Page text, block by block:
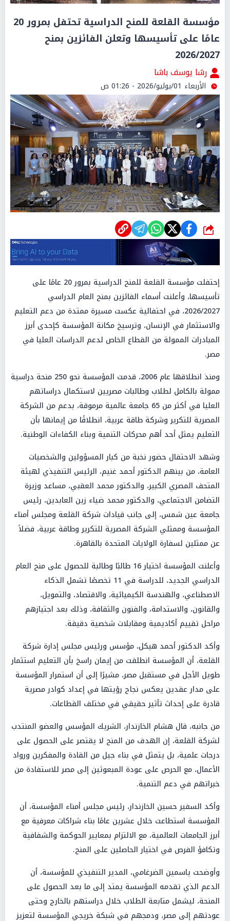
مؤسسة القلعة للمنح الدراسية تحتفل بمرور 20
عامًا على تأسيسها وتعلن الفائزين بمنح
2026/2027
رشا يوسف باشا
الأربعاء 01/يوليو/2026 - 01:26 ص
شارك
إحتفلت مؤسسة القلعة للمنح الدراسية بمرور 20 عامًا على
تأسيسها، وأعلنت أسماء الفائزين بمنح العام الدراسي
2026/2027، في احتفالية عكست مسيرة ممتدة من دعم التعليم
والاستثمار في الإنسان، وترسيخ مكانة المؤسسة كإحدى أبرز
المبادرات الممولة من القطاع الخاص لدعم الدراسات العليا في
مصر.
ومنذ انطلاقها عام 2006، قدمت المؤسسة نحو 250 منحة دراسية
ممولة بالكامل لطلاب وطالبات مصريين لاستكمال دراساتهم
العليا في أكثر من 65 جامعة عالمية مرموقة، بدعم من الشركة
المصرية للتكرير وشركة طاقة عربية، انطلاقًا من إيمانها بأن
التعليم يمثل أحد أهم محركات التنمية وبناء الكفاءات الوطنية.
وشهد الاحتفال حضور نخبة من كبار المسؤولين والشخصيات
العامة، من بينهم الدكتور أحمد غنيم، الرئيس التنفيذي لهيئة
المتحف المصري الكبير، والدكتور محمد العقبي، مساعد وزيرة
التضامن الاجتماعي، والدكتور محمد ضياء زين العابدين، رئيس
جامعة عين شمس، إلى جانب قيادات شركة القلعة ومجلس أمناء
المؤسسة وممثلي الشركة المصرية للتكرير وطاقة عربية، فضلاً
عن ممثلين لسفارة الولايات المتحدة بالقاهرة.
وأعلنت المؤسسة اختيار 16 طالبًا وطالبة للحصول على منح العام
الدراسي الجديد، للدراسة في 11 تخصصًا تشمل الذكاء
الاصطناعي، والهندسة الكيميائية، والاقتصاد، والتمويل،
والقانون، والاستدامة، والفنون والثقافة، وذلك بعد اجتيازهم
مراحل تقييم أكاديمية ومقابلات شخصية دقيقة.
وأكد الدكتور أحمد هيكل، مؤسس ورئيس مجلس إدارة شركة
القلعة، أن المؤسسة انطلقت من إيمان راسخ بأن التعليم استثمار
طويل الأجل في مستقبل مصر، مشيرًا إلى أن استمرار المؤسسة
على مدار عقدين يعكس نجاح رؤيتها في إعداد كوادر مصرية
قادرة على إحداث تأثير حقيقي في مختلف القطاعات.
من جانبه، قال هشام الخازندار، الشريك المؤسس والعضو المنتدب
لشركة القلعة، إن الهدف من المنح لا يقتصر على الحصول على
درجات علمية، بل يتمثل في بناء جيل من القادة والمفكرين ورواد
الأعمال، مع الحرص على عودة المبعوثين إلى مصر للاستفادة من
خبراتهم في دعم التنمية.
وأكد السفير حسين الخازندار، رئيس مجلس أمناء المؤسسة، أن
المؤسسة استطاعت خلال عشرين عامًا بناء شراكات معرفية مع
أبرز الجامعات العالمية، مع الالتزام بمعايير الحوكمة والشفافية
وتكافؤ الفرص في اختيار الحاصلين على المنح.
وأوضحت ياسمين الضرغامي، المدير التنفيذي للمؤسسة، أن
الدعم الذي تقدمه المؤسسة يمتد إلى ما بعد الحصول على
المنحة، ليشمل متابعة الطلاب خلال دراستهم بالخارج وحتى
عودتهم إلى مصر، ودمجهم في شبكة خريجي المؤسسة لتعزيز